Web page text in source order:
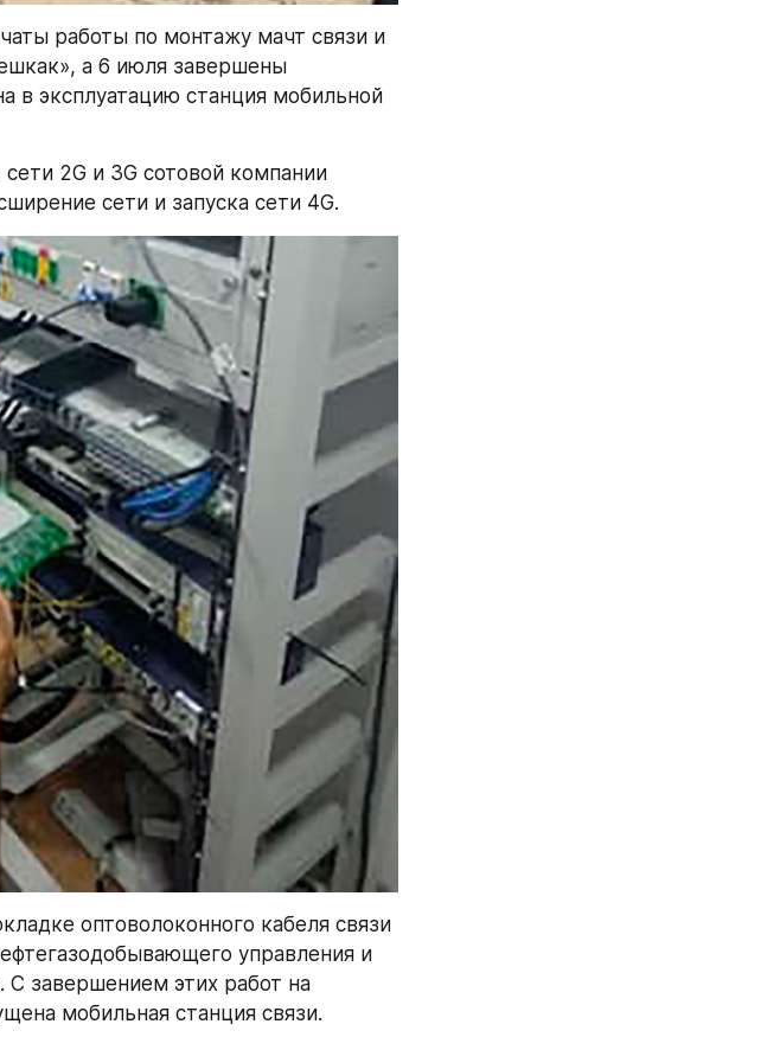
работы по монтажу мачт связи и
а 6 июля завершены
в эксплуатацию станция мобильной
2G и 3G сотовой компании
сети и запуска сети 4G.
оптоволоконного кабеля связи
управления и
завершением этих работ на
мобильная станция связи.